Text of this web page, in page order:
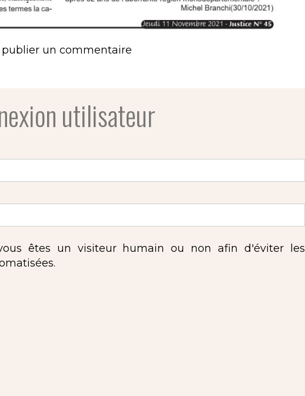
publier un commentaire
utilisateur
êtes un visiteur humain ou non afin d'éviter les